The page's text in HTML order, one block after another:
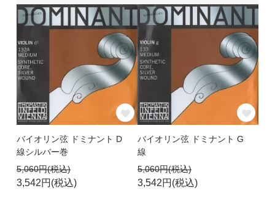
バイオリン弦 ドミナント D
線シルバー巻
5,060円(税込)
3,542円(税込)
バイオリン弦 ドミナント G
線
5,060円(税込)
3,542円(税込)